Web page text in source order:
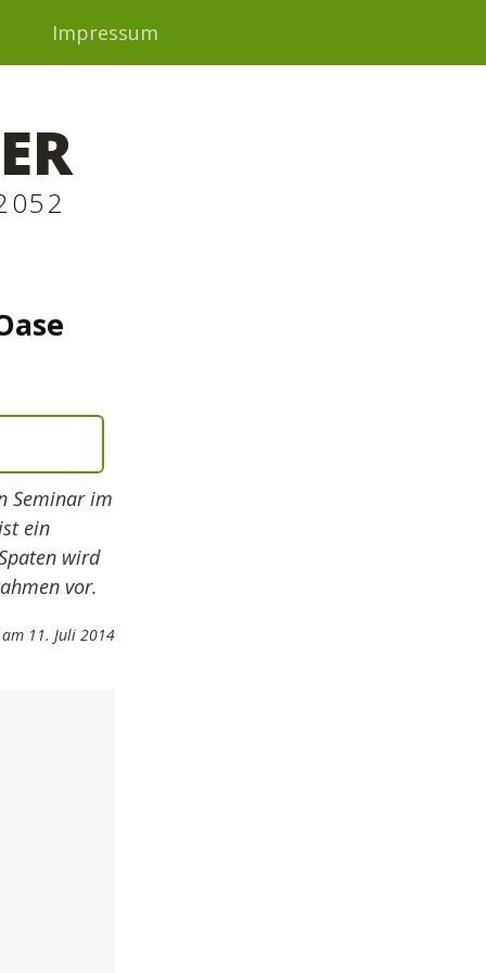
Impressum
Seminar im
ein
wird
vor.
am 11. Juli 2014